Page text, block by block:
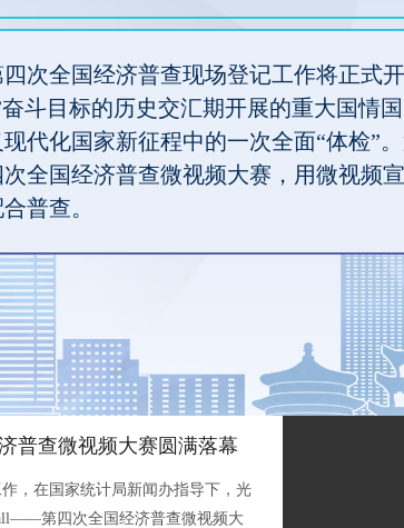
四次全国经济普查现场登记工作将正式
斗目标的历史交汇期开展的重大国情
代化国家新征程中的一次全面“体检”
全国经济普查微视频大赛，用微视频
普查。
普查微视频大赛圆满落幕
，在国家统计局新闻办指导下，光
第四次全国经济普查微视频大